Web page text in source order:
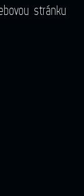
stránku